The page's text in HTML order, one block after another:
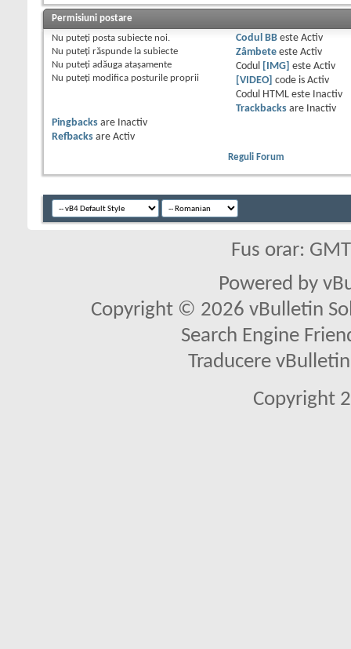
Permisiuni postare
Nu puteţi posta subiecte noi.
Nu puteţi răspunde la subiecte
Nu puteţi adăuga ataşamente
Nu puteţi modifica posturile proprii
Codul BBeste Activ
Zâmbeteeste Activ
Codul
[IMG] este Activ
[VIDEO] code is Activ
Codul HTML este
Inactiv
Trackbacksare
Inactiv
Pingbacks are
Inactiv
Refbacks are Activ
Reguli Forum
Fus orar:
Powered by
Copyright © 2026 vBulletin
Search Engine
Traducere
Copyright